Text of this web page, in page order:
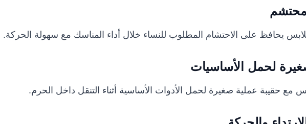
يحافظ على الاحتشام المطلوب للنساء خلال أداء المناسك مع سهولة الحركة.
لحمل الأساسيات
مع حقيبة عملية صغيرة لحمل الأدوات الأساسية أثناء التنقل داخل الحرم.